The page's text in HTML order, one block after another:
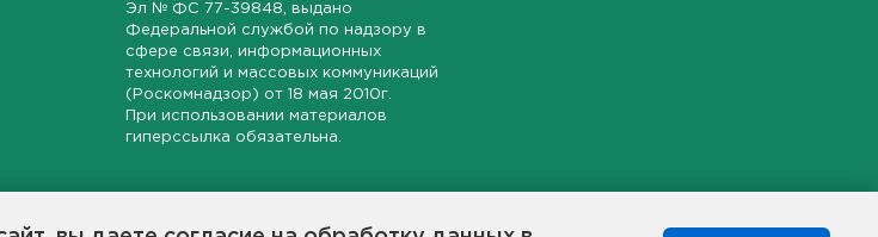
Эл № ФС 77-39848 , выдано
Федеральной службой по надзору в
сфере связи, информационных
технологий и массовых коммуникаций
(Роскомнадзор) от 18 мая 2010г.
При использовании материалов
гиперссылка обязательна.
и инвестиционной активности в регионе.